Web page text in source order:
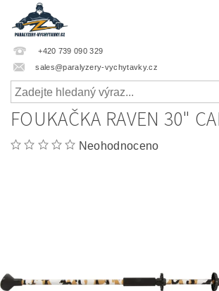
+420 739 090 329
sales@paralyzery-vychytavky.cz
FOUKAČKA RAVEN 30"
Neohodnoceno